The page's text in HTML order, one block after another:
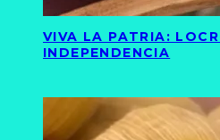
VIVA LA PATRIA:
INDEPENDENCIA